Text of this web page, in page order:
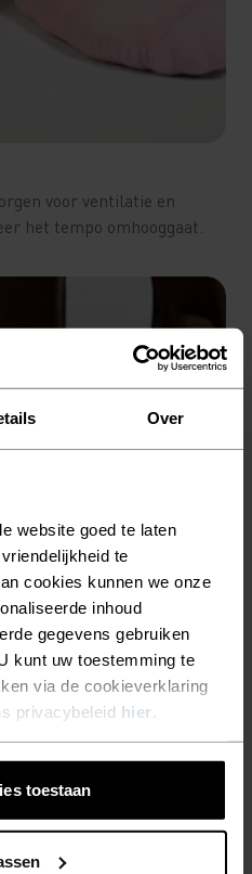
Over
website goed te laten
te
cookies kunnen we onze
inhoud
gegevens gebruiken
kunt uw toestemming te
via de cookieverklaring
privacybeleid hier
toestaan
voor ventilatie en
het tempo omhooggaat.